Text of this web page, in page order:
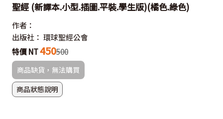
聖經 (新譯本.小型.插圖.平裝.學生版)(橘色.綠色)
作者：
出版社： 環球聖經公會
特價 NT450500
商品缺貨，無法購買
商品狀態說明